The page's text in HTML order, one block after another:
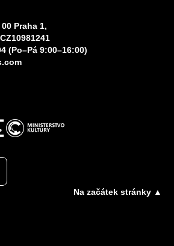
Praha 1,
(Po–Pá 9:00–16:00)
Na začátek stránky ▲